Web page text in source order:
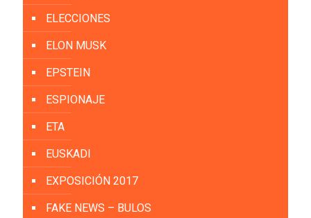
ELECCIONES
ELON MUSK
EPSTEIN
ESPIONAJE
ETA
EUSKADI
EXPOSICIÓN 2017
FAKE NEWS – BULOS